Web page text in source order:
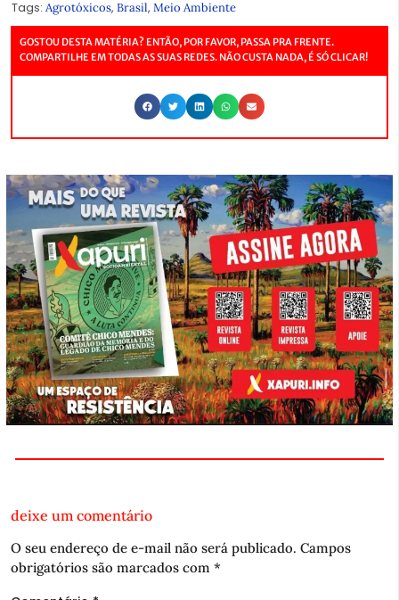
Tags: Agrotóxicos, Brasil, Meio Ambiente
GOSTOU DESTA MATÉRIA? ENTÃO, POR FAVOR, PASSA PRA FRENTE.
COMPARTILHE EM TODAS AS SUAS REDES. NÃO CUSTA NADA, É SÓ CLICAR!
deixe um comentário
O seu endereço de e-mail não será publicado. Campos
obrigatórios são marcados com *